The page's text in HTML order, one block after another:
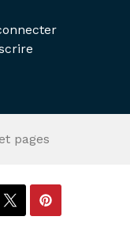
pages